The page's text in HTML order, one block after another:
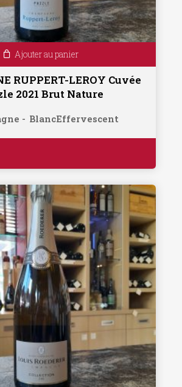
Ajouter au panier
RUPPERT-LEROY Cuvée
2021 Brut Nature
BlancEffervescent